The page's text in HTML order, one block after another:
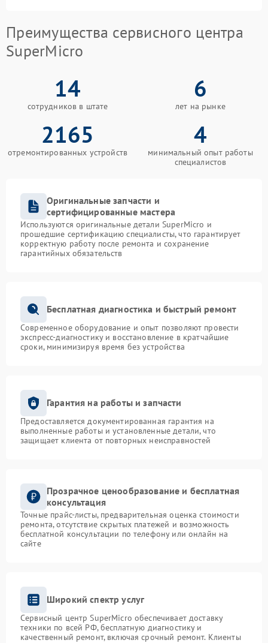
Преимущества сервисного центра
SuperMicro
14
сотрудников в штате
6
лет на рынке
2165
отремонтированных устройств
4
минимальный опыт работы
специалистов
Оригинальные запчасти и
сертифицированные мастера
Используются оригинальные детали SuperMicro и
прошедшие сертификацию специалисты, что гарантирует
корректную работу после ремонта и сохранение
гарантийных обязательств
Бесплатная диагностика и быстрый ремонт
Современное оборудование и опыт позволяют провести
экспресс-диагностику и восстановление в кратчайшие
сроки, минимизируя время без устройства
Гарантия на работы и запчасти
Предоставляется документированная гарантия на
выполненные работы и установленные детали, что
защищает клиента от повторных неисправностей
Прозрачное ценообразование и бесплатная
консультация
Точные прайс-листы, предварительная оценка стоимости
ремонта, отсутствие скрытых платежей и возможность
бесплатной консультации по телефону или онлайн на
сайте
Широкий спектр услуг
Сервисный центр SuperMicro обеспечивает доставку
техники по всей РФ, бесплатную диагностику и
качественный ремонт, включая срочный ремонт. Клиенты